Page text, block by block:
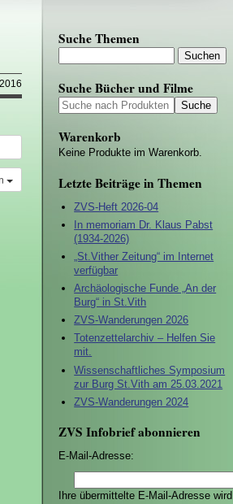
Suche Themen
Suche Bücher und Filme
Warenkorb
Keine Produkte im Warenkorb.
Letzte Beiträge in Themen
ZVS-Heft 2026-04
In memoriam Dr. Klaus Pabst
(1934-2026)
„St.Vither Zeitung“ im Internet
verfügbar
Archäologische Funde „An der
Burg“ in St.Vith
ZVS-Wanderungen 2026
Totenzettelarchiv – Helfen Sie
mit.
Wissenschaftliches Symposium
zur Burg St.Vith am 25.03.2021
ZVS-Wanderungen 2024
ZVS Infobrief abonnieren
E-Mail-Adresse:
Ihre übermittelte E-Mail-Adresse wird